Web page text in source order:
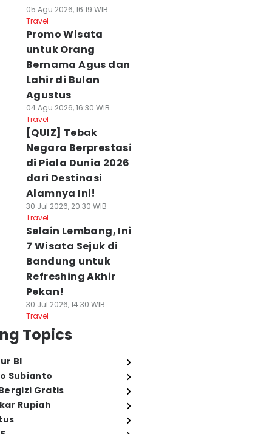
05 Agu 2026, 16:19 WIB
Travel
Promo Wisata
untuk Orang
Bernama Agus dan
Lahir di Bulan
Agustus
04 Agu 2026, 16:30 WIB
Travel
[QUIZ] Tebak
Negara Berprestasi
di Piala Dunia 2026
dari Destinasi
Alamnya Ini!
30 Jul 2026, 20:30 WIB
Travel
Selain Lembang, Ini
7 Wisata Sejuk di
Bandung untuk
Refreshing Akhir
Pekan!
30 Jul 2026, 14:30 WIB
Travel
Topics
BI
Subianto
Gratis
Rupiah